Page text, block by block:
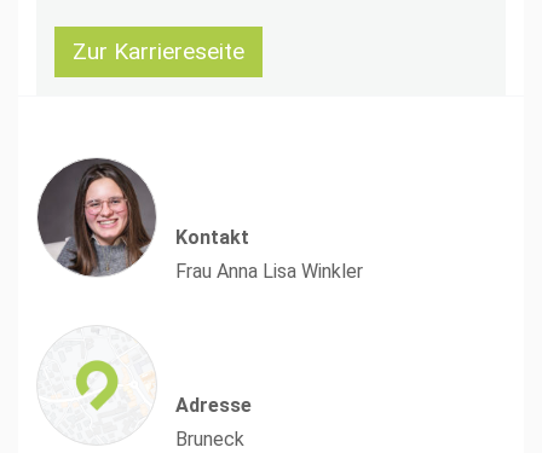
Zur Karriereseite
Kontakt
Frau Anna Lisa Winkler
Adresse
Bruneck